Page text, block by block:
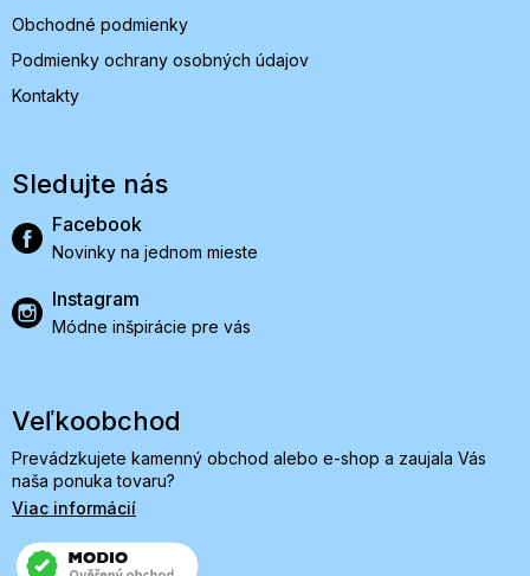
Obchodné podmienky
Podmienky ochrany osobných údajov
Kontakty
Sledujte nás
Facebook
Novinky na jednom mieste
Instagram
Módne inšpirácie pre vás
Veľkoobchod
Prevádzkujete kamenný obchod alebo e-shop a zaujala Vás
naša ponuka tovaru?
Viac informácií